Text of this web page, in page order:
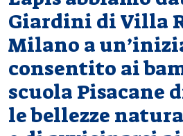
Giardini di Villa
Milano a
consentito ai
scuola Pisacane
le bellezze